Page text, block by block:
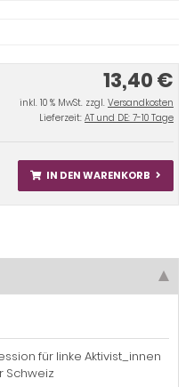
13,40 €
inkl. 10 % MwSt. zzgl. Versandkosten
Lieferzeit: AT und DE: 7-10 Tage
IN DEN WARENKORB
für linke Aktivist_innen
Schweiz